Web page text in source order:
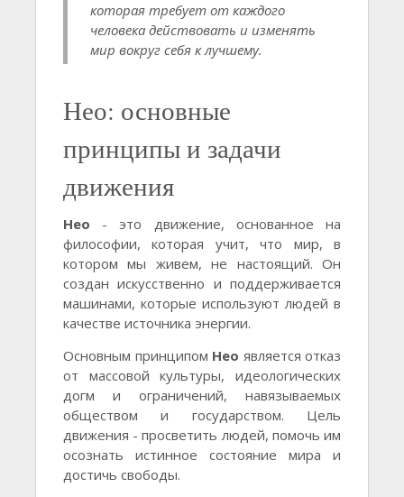
которая требует от каждого
человека действовать и изменять
мир вокруг себя к лучшему.
Нео: основные
принципы и задачи
движения
Нео - это движение, основанное на
философии, которая учит, что мир, в
котором мы живем, не настоящий. Он
создан искусственно и поддерживается
машинами, которые используют людей в
качестве источника энергии.
Основным принципом Нео является отказ
от массовой культуры, идеологических
догм и ограничений, навязываемых
обществом и государством. Цель
движения - просветить людей, помочь им
осознать истинное состояние мира и
достичь свободы.